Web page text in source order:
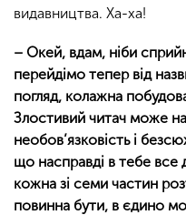
видавництва. Ха-ха!
– Окей, вдам, ніби
перейдімо тепер від
погляд, колажна
Злостивий читач може
необов’язковість і
що насправді в тебе
кожна зі семи частин
повинна бути, в єдино